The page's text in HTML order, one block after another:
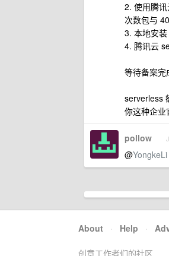
2. 使用腾
次数包与
3. 本地安
4. 腾讯云
等待备案完
serverless
你这种企业
pollow
@YongkeLi
About · Help ·
创意工作者们的社区